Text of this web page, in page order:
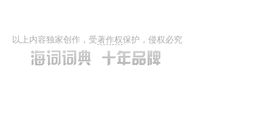
以上内容独家创作，受著作权保护，侵权必究